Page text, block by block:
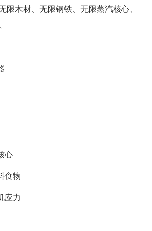
限木材、无限钢铁、无限蒸汽核心、
心
物
力